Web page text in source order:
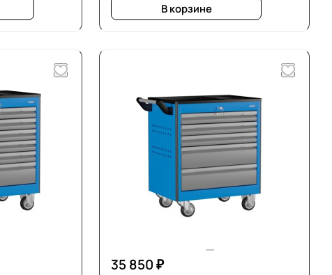
В корзине
35 850 ₽